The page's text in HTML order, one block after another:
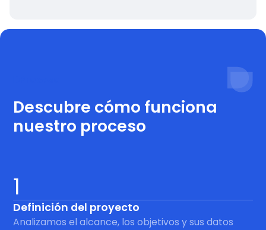
Descubre cómo funciona
nuestro proceso
1
Definición del proyecto
Analizamos el alcance, los objetivos y sus datos